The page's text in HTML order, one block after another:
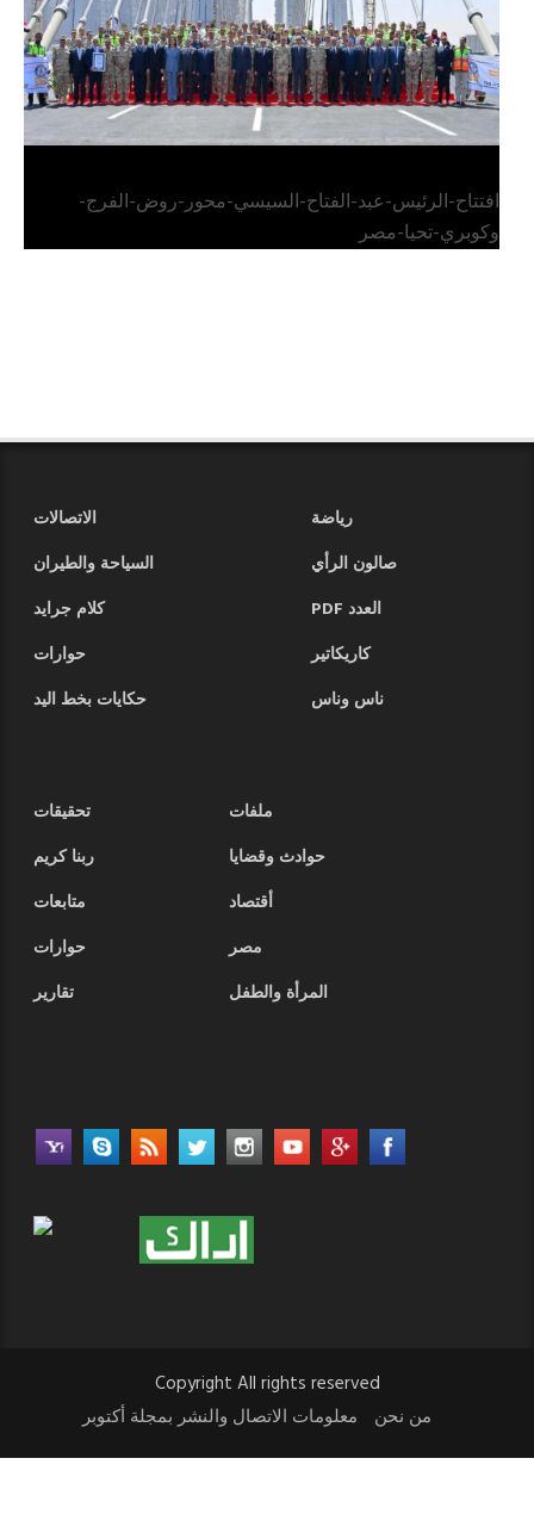
افتتاح-الرئيس-عبد-الفتاح-السيسي-محور-روض-الفرج-
وكوبري-تحيا-مصر
رياضة
الاتصالات
صالون الرأي
السياحة والطيران
العدد PDF
كلام جرايد
كاريكاتير
حوارات
ناس وناس
حكايات بخط اليد
ملفات
تحقيقات
حوادث وقضايا
ربنا كريم
أقتصاد
متابعات
مصر
حوارات
المرأة والطفل
تقارير
Copyright All rights reserved
من نحن
معلومات الاتصال والنشر بمجلة أكتوبر